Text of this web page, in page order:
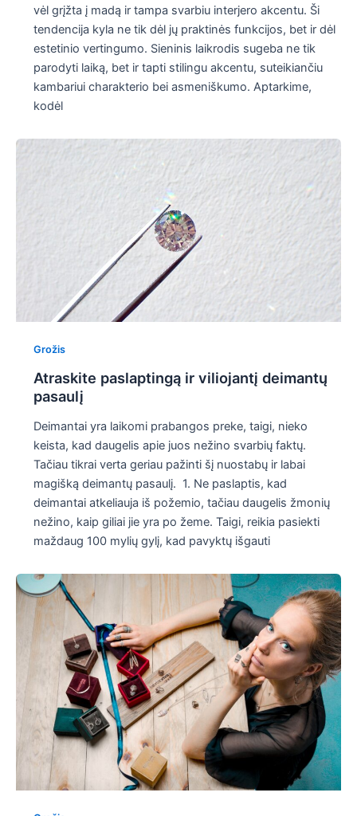
vėl grįžta į madą ir tampa svarbiu interjero akcentu. Ši
tendencija kyla ne tik dėl jų praktinės funkcijos, bet ir dėl
estetinio vertingumo. Sieninis laikrodis sugeba ne tik
parodyti laiką, bet ir tapti stilingu akcentu, suteikiančiu
kambariui charakterio bei asmeniškumo. Aptarkime,
kodėl
Grožis
Atraskite paslaptingą ir viliojantį deimantų
pasaulį
Deimantai yra laikomi prabangos preke, taigi, nieko
keista, kad daugelis apie juos nežino svarbių faktų.
Tačiau tikrai verta geriau pažinti šį nuostabų ir labai
magišką deimantų pasaulį. 1. Ne paslaptis, kad
deimantai atkeliauja iš požemio, tačiau daugelis žmonių
nežino, kaip giliai jie yra po žeme. Taigi, reikia pasiekti
maždaug 100 mylių gylį, kad pavyktų išgauti